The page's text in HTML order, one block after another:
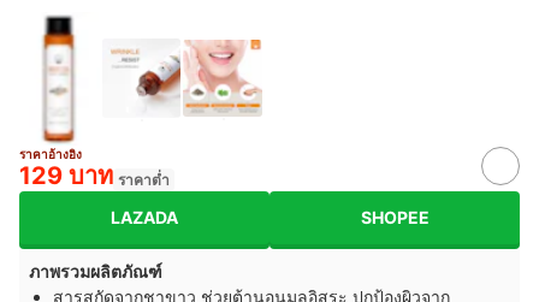
ราคาอ้างอิง
129 บาท ราคาต่ำ
LAZADA SHOPEE
ภาพรวมผลิตภัณฑ์
สารสกัดจากชาขาว ช่วยต้านอนุมูลอิสระ ปกป้องผิวจาก